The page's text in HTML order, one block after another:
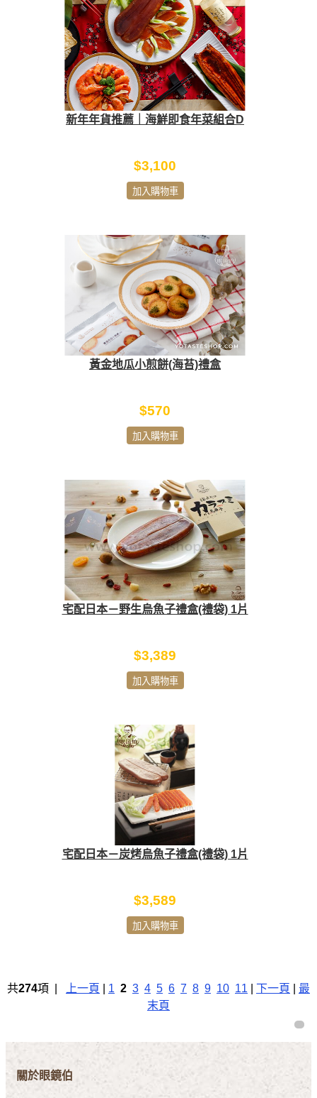
新年年貨推薦｜海鮮即食年菜組合D
$3,100
加入購物車
黃金地瓜小煎餅(海苔)禮盒
$570
加入購物車
宅配日本－野生烏魚子禮盒(禮袋) 1片
$3,389
加入購物車
宅配日本－炭烤烏魚子禮盒(禮袋) 1片
$3,589
加入購物車
共274項 | 上一頁 1 2 3 4 5 6 7 8 9 10 11 下一頁
最
末頁
關於眼鏡伯